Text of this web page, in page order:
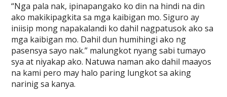
“Nga pala nak, ipinapangako ko din na hindi na din
ako makikipagkita sa mga kaibigan mo. Siguro ay
iniisip mong napakalandi ko dahil nagpatusok ako sa
mga kaibigan mo. Dahil dun humihingi ako ng
pasensya sayo nak.” malungkot nyang sabi tumayo
sya at niyakap ako. Natuwa naman ako dahil maayos
na kami pero may halo paring lungkot sa aking
narinig sa kanya.